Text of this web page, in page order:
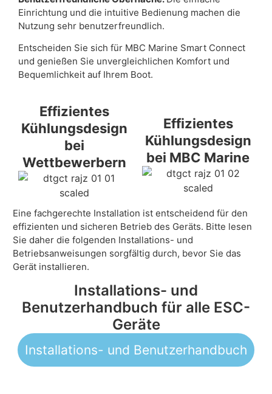
Einrichtung und die intuitive Bedienung machen die
Nutzung sehr benutzerfreundlich.
Entscheiden Sie sich für MBC Marine Smart Connect
und genießen Sie unvergleichlichen Komfort und
Bequemlichkeit auf Ihrem Boot.
Effizientes
Kühlungsdesign
bei
Wettbewerbern
Effizientes
Kühlungsdesign
bei MBC Marine
Eine fachgerechte Installation ist entscheidend für den
effizienten und sicheren Betrieb des Geräts. Bitte lesen
Sie daher die folgenden Installations- und
Betriebsanweisungen sorgfältig durch, bevor Sie das
Gerät installieren.
Installations- und
Benutzerhandbuch für alle ESC-
Geräte
Installations- und Benutzerhandbuch